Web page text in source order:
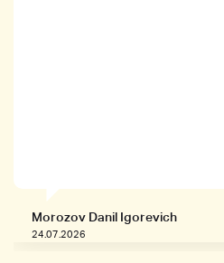
Morozov Danil Igorevich
24.07.2026